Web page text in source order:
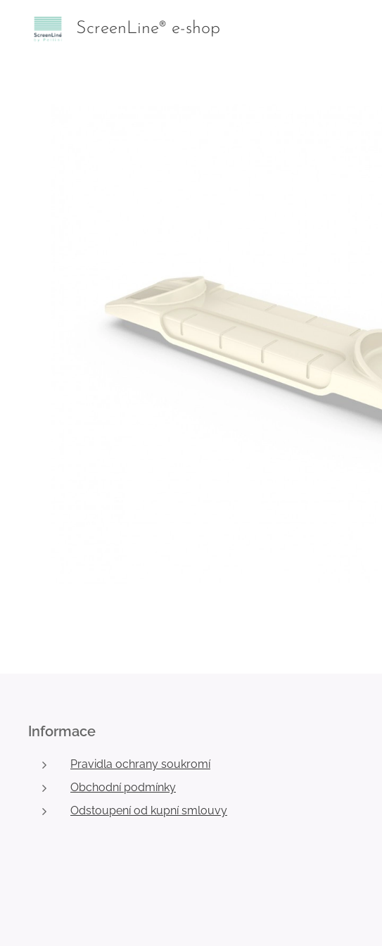
ScreenLine® e-shop
Informace
Pravidla ochrany soukromí
Obchodní podmínky
Odstoupení od kupní smlouvy